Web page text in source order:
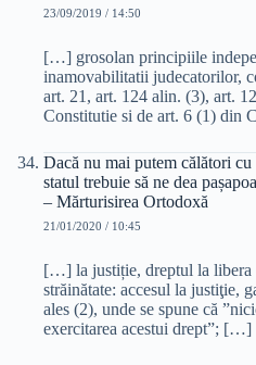
23/09/2019 / 14:50
[…] grosolan principiile
inamovabilitatii judecatorilor,
art. 21, art. 124 alin. (3), art.
Constitutie si de art. 6 (1) din
Dacă nu mai putem călători
statul trebuie să ne dea
– Mărturisirea Ortodoxă
21/01/2020 / 10:45
[…] la justiție, dreptul la libera
străinătate: accesul la justiţie,
ales (2), unde se spune că
exercitarea acestui drept”; […]